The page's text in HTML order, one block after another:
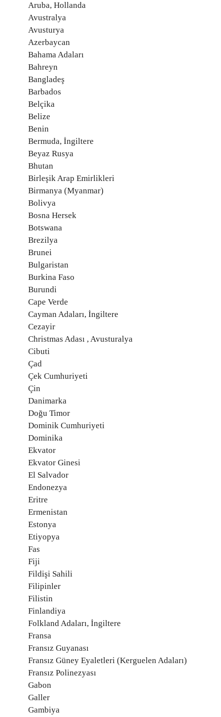
Aruba, Hollanda
Avustralya
Avusturya
Azerbaycan
Bahama Adaları
Bahreyn
Bangladeş
Barbados
Belçika
Belize
Benin
Bermuda, İngiltere
Beyaz Rusya
Bhutan
Birleşik Arap Emirlikleri
Birmanya (Myanmar)
Bolivya
Bosna Hersek
Botswana
Brezilya
Brunei
Bulgaristan
Burkina Faso
Burundi
Cape Verde
Cayman Adaları, İngiltere
Cezayir
Christmas Adası , Avusturalya
Cibuti
Çad
Çek Cumhuriyeti
Çin
Danimarka
Doğu Timor
Dominik Cumhuriyeti
Dominika
Ekvator
Ekvator Ginesi
El Salvador
Endonezya
Eritre
Ermenistan
Estonya
Etiyopya
Fas
Fiji
Fildişi Sahili
Filipinler
Filistin
Finlandiya
Folkland Adaları, İngiltere
Fransa
Fransız Guyanası
Fransız Güney Eyaletleri (Kerguelen Adaları)
Fransız Polinezyası
Gabon
Galler
Gambiya